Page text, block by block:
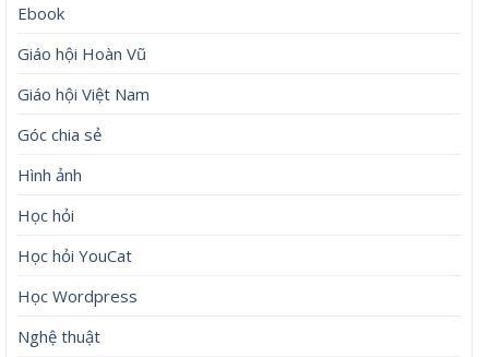
Ebook
Giáo hội Hoàn Vũ
Giáo hội Việt Nam
Góc chia sẻ
Hình ảnh
Học hỏi
Học hỏi YouCat
Học Wordpress
Nghệ thuật